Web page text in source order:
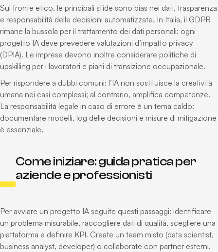
Sul fronte etico, le principali sfide sono bias nei dati, trasparenza
e responsabilità delle decisioni automatizzate. In Italia, il GDPR
rimane la bussola per il trattamento dei dati personali: ogni
progetto IA deve prevedere valutazioni d’impatto privacy
(DPIA). Le imprese devono inoltre considerare politiche di
upskilling per i lavoratori e piani di transizione occupazionale.
Per rispondere a dubbi comuni: l’IA non sostituisce la creatività
umana nei casi complessi; al contrario, amplifica competenze.
La responsabilità legale in caso di errore è un tema caldo:
documentare modelli, log delle decisioni e misure di mitigazione
è essenziale.
Come iniziare: guida pratica per
aziende e professionisti
Per avviare un progetto IA seguite questi passaggi: identificare
un problema misurabile, raccogliere dati di qualità, scegliere una
piattaforma e definire KPI. Create un team misto (data scientist,
business analyst, developer) o collaborate con partner esterni.